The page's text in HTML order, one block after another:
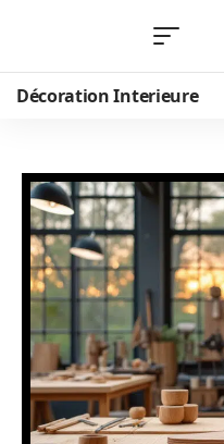
Décoration Interieure